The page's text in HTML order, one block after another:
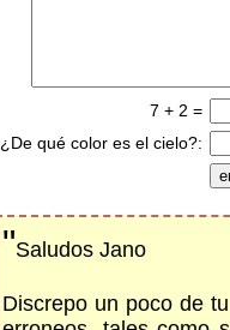
7 + 2 =
¿De qué color es el cielo?:
"Saludos Jano
Discrepo un poco de